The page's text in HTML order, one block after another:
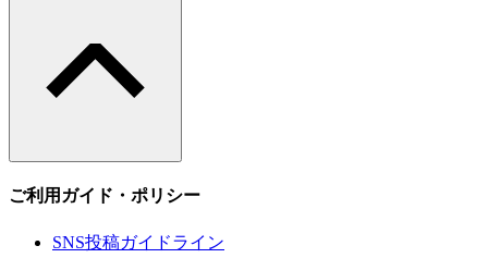
ご利用ガイド・ポリシー
SNS投稿ガイドライン